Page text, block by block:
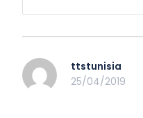
ttstunisia
25/04/2019